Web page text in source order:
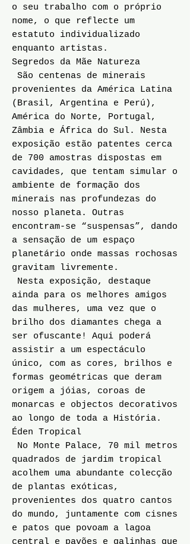
o seu trabalho com o próprio
nome, o que reflecte um
estatuto individualizado
enquanto artistas.
Segredos da Mãe Natureza
São centenas de minerais
provenientes da América Latina
(Brasil, Argentina e Perú),
América do Norte, Portugal,
Zâmbia e África do Sul. Nesta
exposição estão patentes cerca
de 700 amostras dispostas em
cavidades, que tentam simular o
ambiente de formação dos
minerais nas profundezas do
nosso planeta. Outras
encontram-se “suspensas”, dando
a sensação de um espaço
planetário onde massas rochosas
gravitam livremente.
Nesta exposição, destaque
ainda para os melhores amigos
das mulheres, uma vez que o
brilho dos diamantes chega a
ser ofuscante! Aqui poderá
assistir a um espectáculo
único, com as cores, brilhos e
formas geométricas que deram
origem a jóias, coroas de
monarcas e objectos decorativos
ao longo de toda a História.
Éden Tropical
No Monte Palace, 70 mil metros
quadrados de jardim tropical
acolhem uma abundante colecção
de plantas exóticas,
provenientes dos quatro cantos
do mundo, juntamente com cisnes
e patos que povoam a lagoa
central e pavões e galinhas que